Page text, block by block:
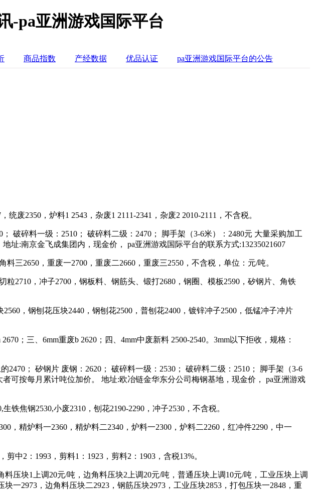
-pa亚洲游戏国际平台
商品指数 产经数据 优品认证 pa亚洲游戏国际平台的公告
废2350，炉料1 2543，杂废1 2111-2341，杂废2 2010-2111，不含税。
破碎料一级：2510； 破碎料二级：2470； 脚手架（3-6米）：2480元 大量采购加工
:南京金飞成集团内，现金价， pa亚洲游戏国际平台的联系方式:13235021607
三2650，重废一2700，重废二2660，重废三2550，不含税，单位：元/吨。
2710，冲子2700，钢板料、钢筋头、锻打2680，钢圈、模板2590，矽钢片、角铁
，钢刨花压块2440，钢刨花2500，普刨花2400，镀锌冲子2500，低锰冲子冲片
；三、6mm重废b 2620；四、4mm中废新料 2500-2540。3mm以下拒收，规格：
； 矽钢片 废钢：2620； 破碎料一级：2530； 破碎料二级：2510； 脚手架（3-6
可按每月累计吨位加价。 地址:欧冶链金华东分公司梅钢基地，现金价， pa亚洲游戏
铁焦钢2530,小废2310，刨花2190-2290，冲子2530，不含税。
，精炉料一2360，精炉料二2340，炉料一2300，炉料二2260，红冲件2290，中一
中2：1993，剪料1：1923，剪料2：1903，含税13%。
压块1上调20元/吨，边角料压块2上调20元/吨，普通压块上调10元/吨，工业压块上调
一2973，边角料压块二2923，钢筋压块2973，工业压块2853，打包压块一2848，重